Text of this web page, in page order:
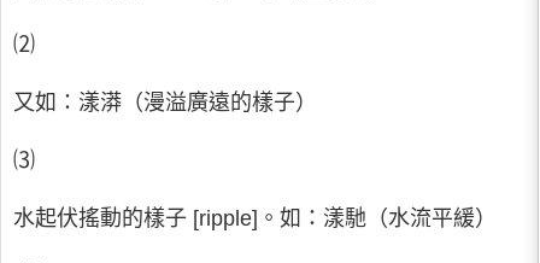
⑵
又如：漾漭（漫溢廣遠的樣子）
⑶
水起伏搖動的樣子 [ripple]。如：漾馳（水流平緩）